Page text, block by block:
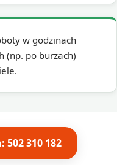
w godzinach
(np. po burzach)
502 310 182